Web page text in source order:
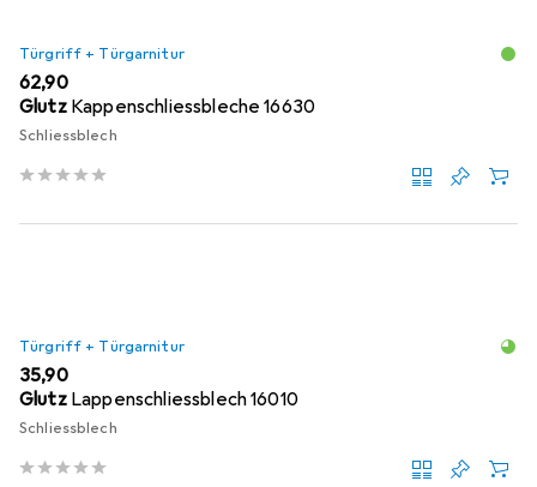
Türgriff + Türgarnitur
EUR
62,90
Glutz Kappenschliessbleche 16630
Schliessblech
Türgriff + Türgarnitur
EUR
35,90
Glutz Lappenschliessblech 16010
Schliessblech